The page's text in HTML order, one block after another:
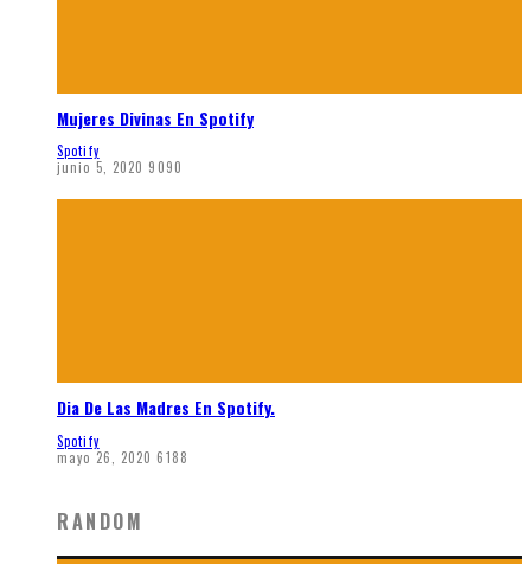
Mujeres Divinas En Spotify
Spotify
junio 5, 2020 9090
Dia De Las Madres En Spotify.
Spotify
mayo 26, 2020 6188
RANDOM